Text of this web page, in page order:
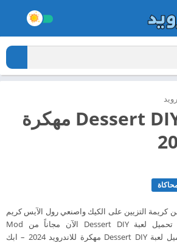
تحميل لعبة Dessert DIY مهكرة
كريمة التزيين على الكيك واصنعي رول الآيس كريم
المثالي!. قم بتحميل لعبة تحميل لعبة Dessert DIY الآن مجاناً من Mod
Apkdaroid ابك دارويد تحميل لعبة Dessert DIY مهكرة للاندرويد 2024 – ابك